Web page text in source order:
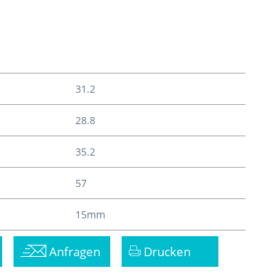
31.2
28.8
35.2
57
15mm
Anfragen Drucken